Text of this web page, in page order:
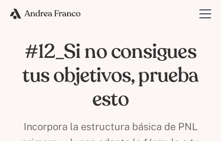
#12_Si no consigues
tus objetivos, prueba
esto
Incorpora la estructura básica de PNL